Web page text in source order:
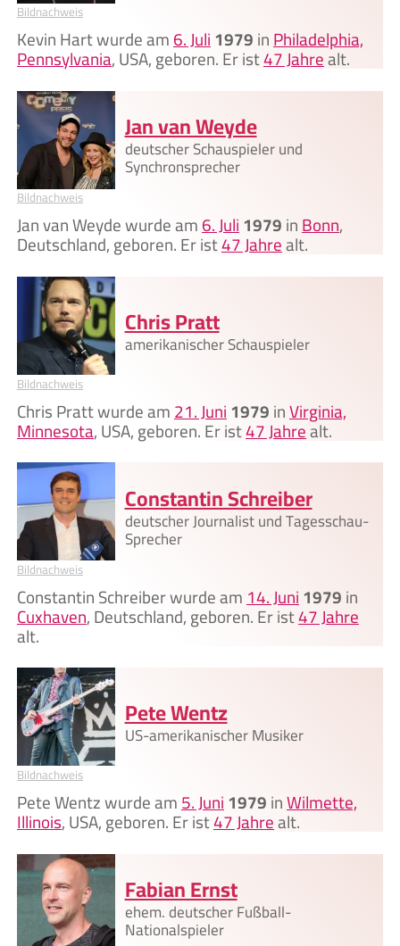
Bildnachweis
Kevin Hart wurde am6. Juli1979inPhiladelphia,
Pennsylvania, USA, geboren. Er ist47 Jahrealt.
Bildnachweis
Jan van Weyde
deutscher Schauspieler und
Synchronsprecher
Jan van Weyde wurde am6. Juli1979inBonn,
Deutschland, geboren. Er ist47 Jahrealt.
Bildnachweis
Chris Pratt
amerikanischer Schauspieler
Chris Pratt wurde am21. Juni1979inVirginia,
Minnesota, USA, geboren. Er ist47 Jahrealt.
Bildnachweis
Constantin Schreiber
deutscher Journalist und Tagesschau-
Sprecher
Constantin Schreiber wurde am14. Juni1979in
Cuxhaven, Deutschland, geboren. Er ist47 Jahre
alt.
Bildnachweis
Pete Wentz
US-amerikanischer Musiker
Pete Wentz wurde am5. Juni1979inWilmette,
Illinois, USA, geboren. Er ist47 Jahrealt.
Fabian Ernst
ehem. deutscher Fußball-
Nationalspieler